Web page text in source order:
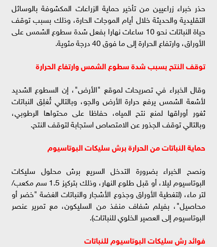
حذر خبراء زراعيين من تأخير حماية الزراعات المكشوفة بالوسائل
التقليدية والحديثة خلال أيام الموجات الحارة، وذلك بسبب توقف
حياة النباتات نحو 10 ساعات نهارا بفعل شدة سطوع الشمس على
الأوراق، وارتفاع الحرارة إلى ما فوق 40 درجة مئوية.
توقف النتح بسبب شدة سطوع الشمس وارتفاع الحرارة
وقال الخبراء في تصريحات لموقع "الأرض"، إن السطوع الشديد
لأشعة الشمس يرفع حرارة الأرض والجو، وبالتالي تُغلِق النباتات
ثغور أوراقها لمنع نتح المياه، حفاظا على محتواها الرطوبي،
وبالتالي توقف الجذور عن الامتصاص استجابة لتوقف النتح.
حماية النباتات من الحرارة برش سليكات البوتاسيوم
ونصح الخبراء بضرورة التدخل السريع برش محلول سليكات
البوتاسيوم ليلا، أو قبل طلوع النهار، وذلك بتركيز 1.5 سم مكعب/
لتر ماء، (لتغطية الأوراق وجذوع الأشجار والنباتات الغضة "خضر أو
محاصيل"، بفيلم شفاف منفذ من السليكون، مع تمرير عنصر
البوتاسيوم إلى العصير الخلوي للنباتات).
فوائد رش سليكات البوتاسيوم للنباتات